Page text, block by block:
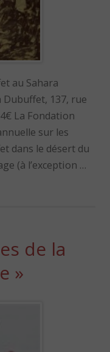
au Sahara
Dubuffet, 137, rue
La Fondation
sur les
dans le désert du
(à l’exception …
de la
»